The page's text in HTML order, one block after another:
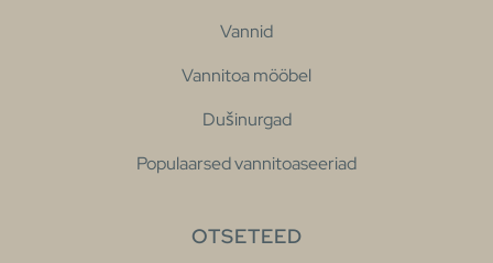
Vannid
Vannitoa mööbel
Dušinurgad
Populaarsed vannitoaseeriad
OTSETEED